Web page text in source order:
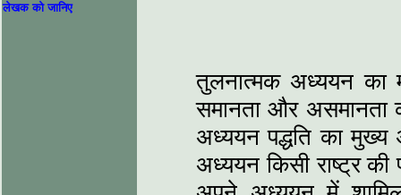
लेखक को जानिए
तुलनात्मक अध्ययन का
समानता और
अध्ययन पद्धति का
अध्ययन किसी राष्ट्र की